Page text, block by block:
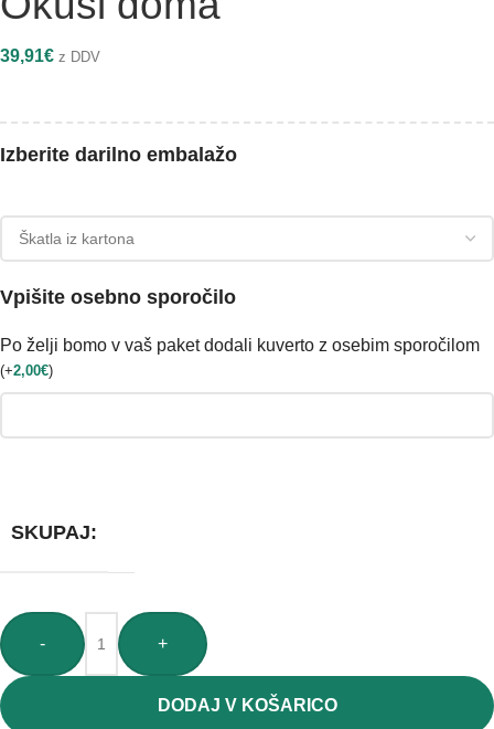
39,91€ z DDV
Izberite darilno embalažo
Vpišite osebno sporočilo
Po želji bomo v vaš paket dodali kuverto z osebim sporočilom
(+2,00€)
SKUPAJ:
- +
DODAJ V KOŠARICO